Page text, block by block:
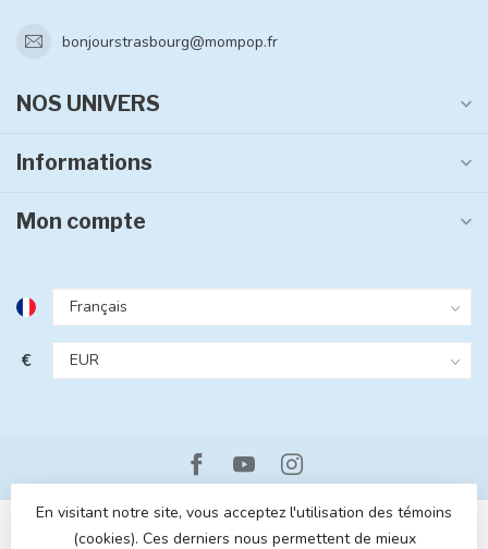
bonjourstrasbourg@mompop.fr
NOS UNIVERS
Informations
Mon compte
€
En visitant notre site, vous acceptez l'utilisation des témoins
(cookies). Ces derniers nous permettent de mieux